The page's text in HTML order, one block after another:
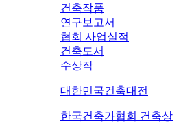
건축작품
연구보고서
협회 사업실적
건축도서
수상작
대한민국건축대전
한국건축가협회 건축상